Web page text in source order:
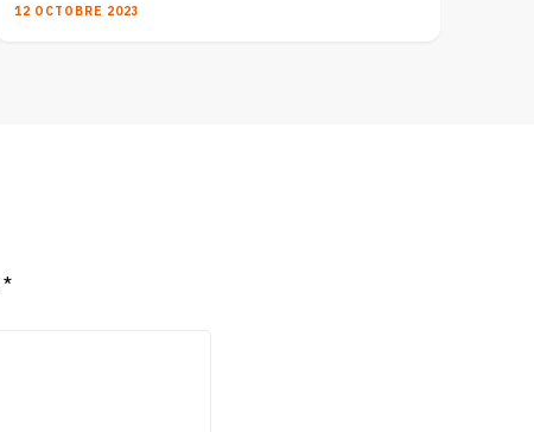
12 OCTOBRE 2023
*